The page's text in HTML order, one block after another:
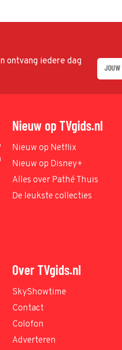
ontvang iedere dag
Nieuw op TVgids.nl
Nieuw op Netflix
Nieuw op Disney+
Alles over Pathé Thuis
De leukste collecties
Over TVgids.nl
SkyShowtime
Contact
Colofon
Adverteren